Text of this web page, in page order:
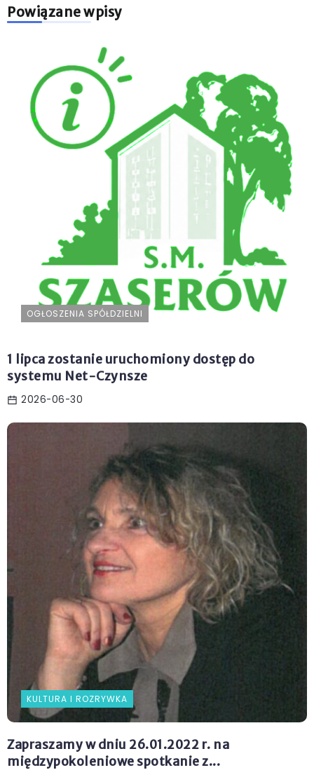
Powiązane wpisy
OGŁOSZENIA SPÓŁDZIELNI
1 lipca zostanie uruchomiony dostęp do
systemu Net-Czynsze
2026-06-30
KULTURA I ROZRYWKA
Zapraszamy w dniu 26.01.2022 r. na
międzypokoleniowe spotkanie z...